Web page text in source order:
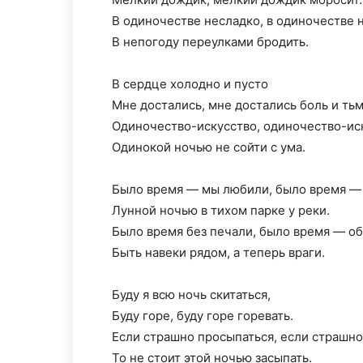
В одиночестве несладко, в одиночестве
В непогоду переулками бродить.
В сердце холодно и пусто
Мне достались, мне достались боль и
Одиночество-искусство, одиночество-
Одинокой ночью не сойти с ума.
Было время — мы любили, было время
Лунной ночью в тихом парке у реки.
Было время без печали, было время —
Быть навеки рядом, а теперь враги.
Буду я всю ночь скитаться,
Буду горе, буду горе горевать.
Если страшно просыпаться, если
То не стоит этой ночью засыпать.